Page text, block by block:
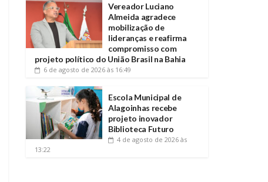
Vereador Luciano
Almeida agradece
mobilização de
lideranças e reafirma
compromisso com
projeto político do União Brasil na Bahia
6 de agosto de 2026 às 16:49
Escola Municipal de
Alagoinhas recebe
projeto inovador
Biblioteca Futuro
4 de agosto de 2026 às
13:22